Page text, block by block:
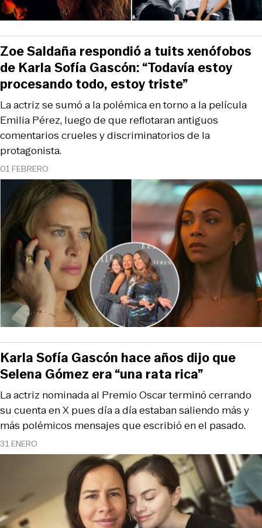
01 FEBRERO
La actriz se sumó a la polémica en torno a la película
Emilia Pérez, luego de que reflotaran antiguos
comentarios crueles y discriminatorios de la
protagonista.
Zoe Saldaña respondió a tuits xenófobos
de Karla Sofía Gascón: “Todavía estoy
procesando todo, estoy triste”
31 ENERO
La actriz nominada al Premio Oscar terminó cerrando
su cuenta en X pues día a día estaban saliendo más y
más polémicos mensajes que escribió en el pasado.
Karla Sofía Gascón hace años dijo que
Selena Gómez era “una rata rica”